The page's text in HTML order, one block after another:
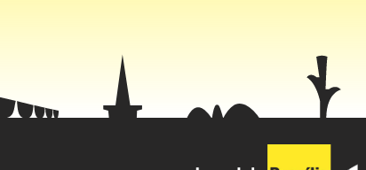
liberal Nós Somos a Igreja. Em 2004, foram ordenados
359 se aposentaram e 37 deixaram as ordens.
O grupo diz que 78% dos católicos alemães é contra a